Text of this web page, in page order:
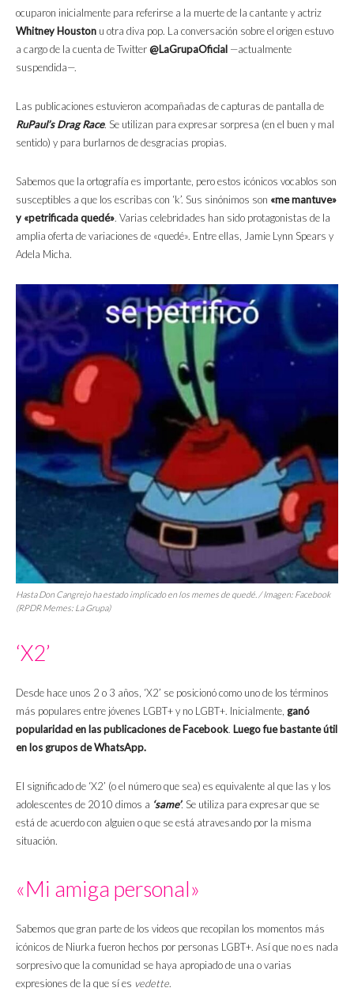
ocuparon inicialmente para referirse a la muerte de la cantante y actriz
Whitney Houston u otra diva pop. La conversación sobre el origen estuvo
a cargo de la cuenta de Twitter@LaGrupaOficial —actualmente
suspendida—.
Las publicaciones estuvieron acompañadas de capturas de pantalla de
RuPaul’s Drag Race. Se utilizan para expresar sorpresa (en el buen y mal
sentido) y para burlarnos de desgracias propias.
Sabemos que la ortografía es importante, pero estos icónicos vocablos son
susceptibles a que los escribas con ‘k’. Sus sinónimos son «me mantuve»
y «petrificada quedé». Varias celebridades han sido protagonistas de la
amplia oferta de variaciones de «quedé». Entre ellas, Jamie Lynn Spears y
Adela Micha.
Hasta Don Cangrejo ha estado implicado en los memes de quedé. / Imagen: Facebook
(RPDR Memes: La Grupa)
‘X2’
Desde hace unos 2 o 3 años, ‘X2’ se posicionó como uno de los términos
más populares entre jóvenes LGBT+ y no LGBT+. Inicialmente, ganó
popularidad en las publicaciones de Facebook. Luego fue bastante útil
en los grupos de WhatsApp.
El significado de ‘X2’ (o el número que sea) es equivalente al que las y los
adolescentes de 2010 dimos a ‘same’. Se utiliza para expresar que se
está de acuerdo con alguien o que se está atravesando por la misma
situación.
«Mi amiga personal»
Sabemos que gran parte de los videos que recopilan los momentos más
icónicos de Niurka fueron hechos por personas LGBT+. Así que no es nada
sorpresivo que la comunidad se haya apropiado de una o varias
expresiones de la que sí es vedette.